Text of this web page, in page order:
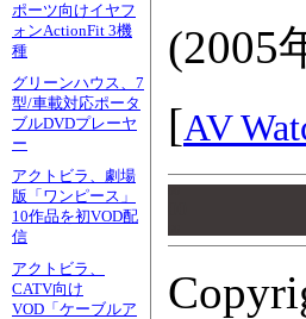
ポーツ向けイヤフ
ォンActionFit 3機
種
グリーンハウス、7
型/車載対応ポータ
ブルDVDプレーヤ
ー
アクトビラ、劇場
版「ワンピース」
10作品を初VOD配
信
アクトビラ、
CATV向け
VOD「ケーブルア
(2005
[AV